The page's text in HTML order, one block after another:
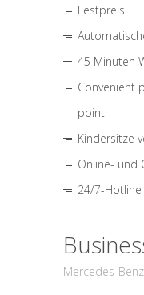
Festpreis
45 Minuten
Convenient
point
Kindersitze
Online- und
24/7-Hotline
Mercedes-